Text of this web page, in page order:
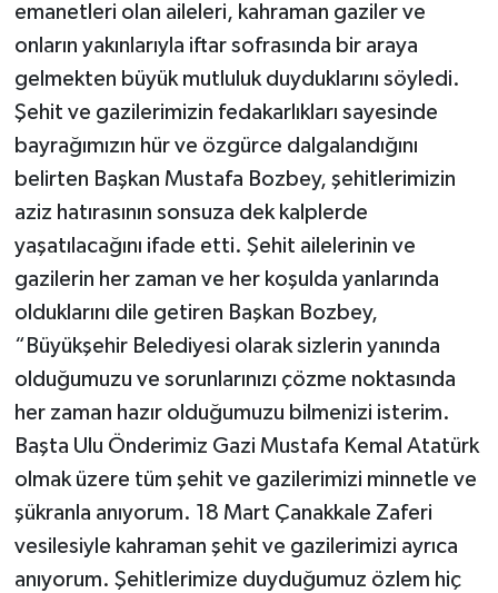
emanetleri olan aileleri, kahraman gaziler ve
onların yakınlarıyla iftar sofrasında bir araya
gelmekten büyük mutluluk duyduklarını söyledi.
Şehit ve gazilerimizin fedakarlıkları sayesinde
bayrağımızın hür ve özgürce dalgalandığını
belirten Başkan Mustafa Bozbey, şehitlerimizin
aziz hatırasının sonsuza dek kalplerde
yaşatılacağını ifade etti. Şehit ailelerinin ve
gazilerin her zaman ve her koşulda yanlarında
olduklarını dile getiren Başkan Bozbey,
“Büyükşehir Belediyesi olarak sizlerin yanında
olduğumuzu ve sorunlarınızı çözme noktasında
her zaman hazır olduğumuzu bilmenizi isterim.
Başta Ulu Önderimiz Gazi Mustafa Kemal Atatürk
olmak üzere tüm şehit ve gazilerimizi minnetle ve
şükranla anıyorum. 18 Mart Çanakkale Zaferi
vesilesiyle kahraman şehit ve gazilerimizi ayrıca
anıyorum. Şehitlerimize duyduğumuz özlem hiç